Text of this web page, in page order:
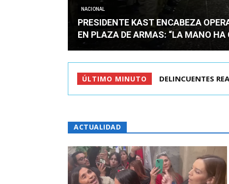
NACIONAL
PRESIDENTE KAST ENCABEZA
EN PLAZA DE ARMAS: “LA MANO HA
ÚLTIMO MINUTO GOBIERNO
ACTUALIDAD